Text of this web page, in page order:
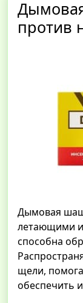
против
Дымовая
летающими
способна
щели,
обеспечить